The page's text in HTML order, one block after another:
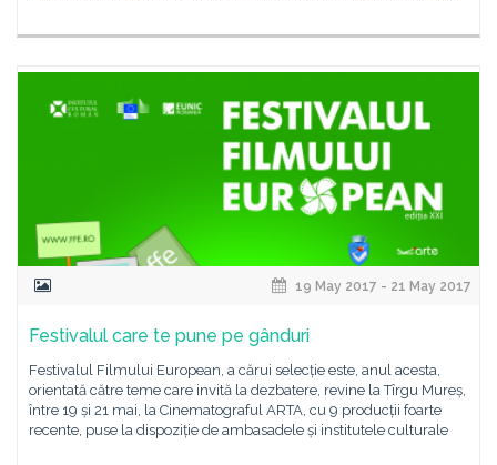
19 May 2017 - 21 May 2017
Festivalul care te pune pe gânduri
Festivalul Filmului European, a cărui selecție este, anul acesta,
orientată către teme care invită la dezbatere, revine la Tîrgu Mureș,
între 19 și 21 mai, la Cinematograful ARTA, cu 9 producții foarte
recente, puse la dispoziție de ambasadele și institutele culturale